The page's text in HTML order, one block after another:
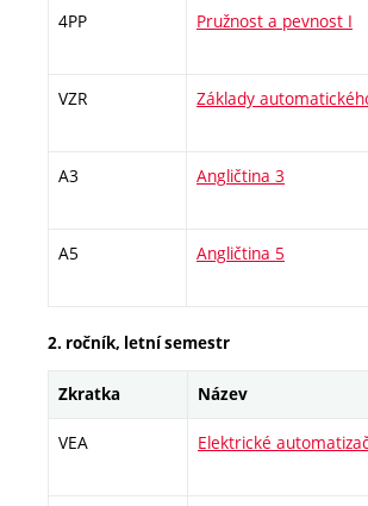
4PP Pružnost a pevnost I
VZR Základy
A3 Angličtina 3
A5 Angličtina 5
2. ročník, letní semestr
Zkratka Název
VEA Elektrické